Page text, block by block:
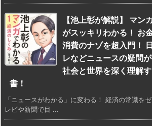
【池上彰が解説】 マン
がスッキリわかる！ お
消費のナゾを超入門！
レなどニュースの疑問が
社会と世界を深く理解
書！
「ニュースがわかる」に変わる！ 経済の常識を
レビや新聞で目 ...